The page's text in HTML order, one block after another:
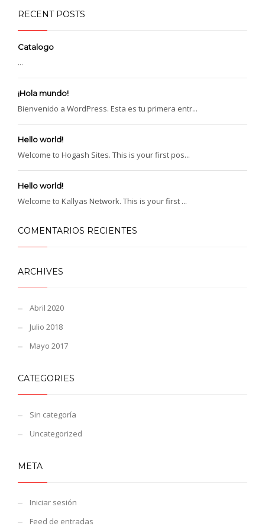
RECENT POSTS
Catalogo
...
¡Hola mundo!
Bienvenido a WordPress. Esta es tu primera entr...
Hello world!
Welcome to Hogash Sites. This is your first pos...
Hello world!
Welcome to Kallyas Network. This is your first ...
COMENTARIOS RECIENTES
ARCHIVES
Abril 2020
Julio 2018
Mayo 2017
CATEGORIES
Sin categoría
Uncategorized
META
Iniciar sesión
Feed de entradas